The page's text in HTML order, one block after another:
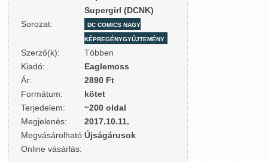
Supergirl (DCNK)
Sorozat:
DC COMICS NAGY
KÉPREGÉNYGYŰJTEMÉNY
Szerző(k):
Többen
Kiadó:
Eaglemoss
Ár:
2890 Ft
Formátum:
kötet
Terjedelem:
~200 oldal
Megjelenés:
2017.10.11.
Megvásárolható:Újságárusok
Online vásárlás: